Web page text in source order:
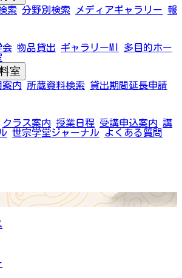
索 分野別検索 メディアギャラリー 報
会 物品貸出 ギャラリーMI
多目的ホー
室
案内 所蔵資料検索
貸出期間延長申請
クラス案内 授業日程 受講申込案内 講
世宗学堂ジャーナル よくある質問